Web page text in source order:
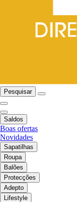
Pesquisar
Saldos
Boas ofertas
Novidades
Sapatilhas
Roupa
Balões
Protecções
Adepto
Lifestyle